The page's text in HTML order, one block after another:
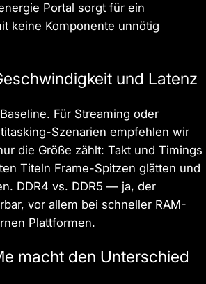
Portal sorgt für ein
keine Komponente unnötig
und Latenz
Für Streaming oder
Szenarien empfehlen wir
die Größe zählt: Takt und Timings
Titeln Frame-Spitzen glätten und
DDR4 vs. DDR5 — ja, der
vor allem bei schneller RAM-
Plattformen.
macht den Unterschied